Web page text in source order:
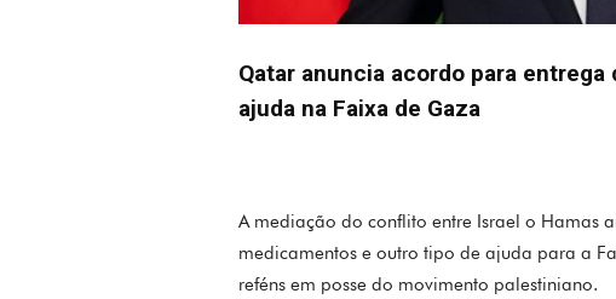
Qatar anuncia acordo para
ajuda na Faixa de Gaza
A mediação do conflito entre Israel o Hamas
medicamentos e outro tipo de ajuda para a
reféns em posse do movimento palestiniano.